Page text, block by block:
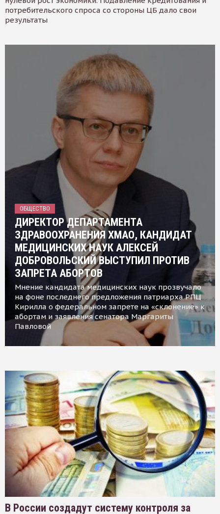
потребительского спроса со стороны ЦБ дало свои
результаты
ОБЩЕСТВО
ДИРЕКТОР ДЕПАРТАМЕНТА
ЗДРАВООХРАНЕНИЯ ХМАО, КАНДИДАТ
МЕДИЦИНСКИХ НАУК АЛЕКСЕЙ
ДОБРОВОЛЬСКИЙ ВЫСТУПИЛ ПРОТИВ
ЗАПРЕТА АБОРТОВ
Мнение кандидата медицинских наук прозвучало
на фоне последнего предложения патриарха РПЦ
Кирилла о федеральном запрете на «склонение» к
абортам и заявления сенатора Маргариты
Павловой
В России создадут систему контроля за